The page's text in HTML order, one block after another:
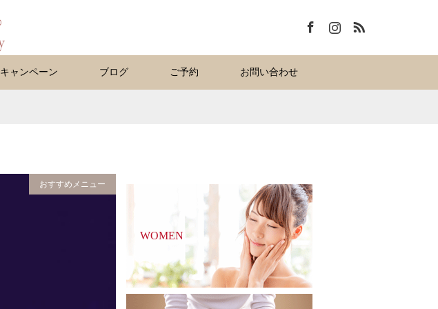
キャンペーン ブログ ご予約 お問い合わせ
おすすめメニュー
WOMEN